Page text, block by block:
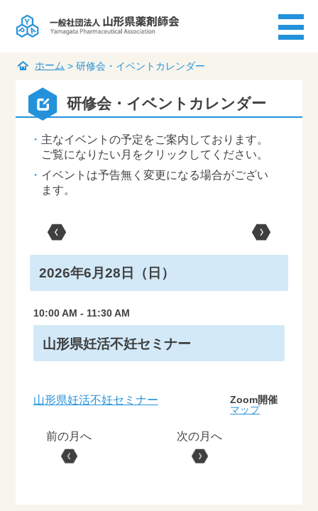
ホーム >研修会・イベントカレンダー
研修会・イベントカレンダー
主なイベントの予定をご案内しております。
ご覧になりたい月をクリックしてください。
イベントは予告無く変更になる場合がござい
ます。
2026年6月28日（日）
10:00 AM - 11:30 AM
山形県妊活不妊セミナー
Zoom開催
マップ
山形県妊活不妊セミナー